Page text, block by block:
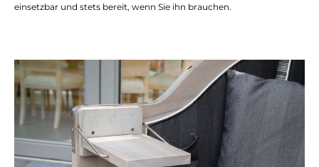
einsetzbar und stets bereit, wenn Sie ihn brauchen.